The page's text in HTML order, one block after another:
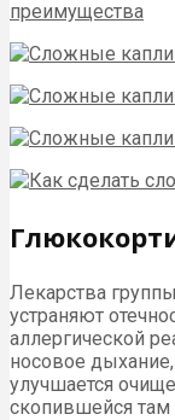
Лекарства
устраняют
аллергической
носовое дыхание,
улучшается
скопившейся там